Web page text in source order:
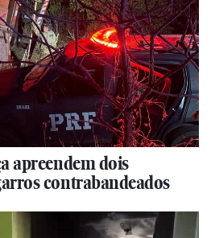
apreendem dois
contrabandeados